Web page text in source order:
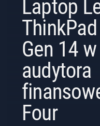
Laptop
Gen 14
audytora
Four